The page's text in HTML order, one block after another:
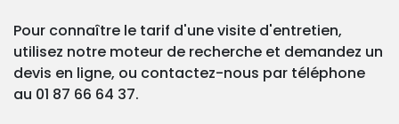
Pour connaître le tarif d'une visite d'entretien,
utilisez notre moteur de recherche et demandez un
devis en ligne, ou contactez-nous par téléphone
au 01 87 66 64 37.